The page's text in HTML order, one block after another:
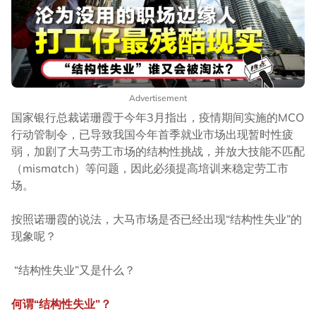
Advertisement
国家银行总裁诺珊霞于今年3月指出，疫情期间实施的MCO
行动管制令，已导致我国今年首季就业市场出现暂时性疲
弱，加剧了大马劳工市场的结构性挑战，并放大技能不匹配
（mismatch）等问题，因此必须提高培训来稳定劳工市
场。
按照诺珊霞的说法，大马市场是否已经出现“结构性失业”的
现象呢？
“结构性失业”又是什么？
何谓“结构性失业”？